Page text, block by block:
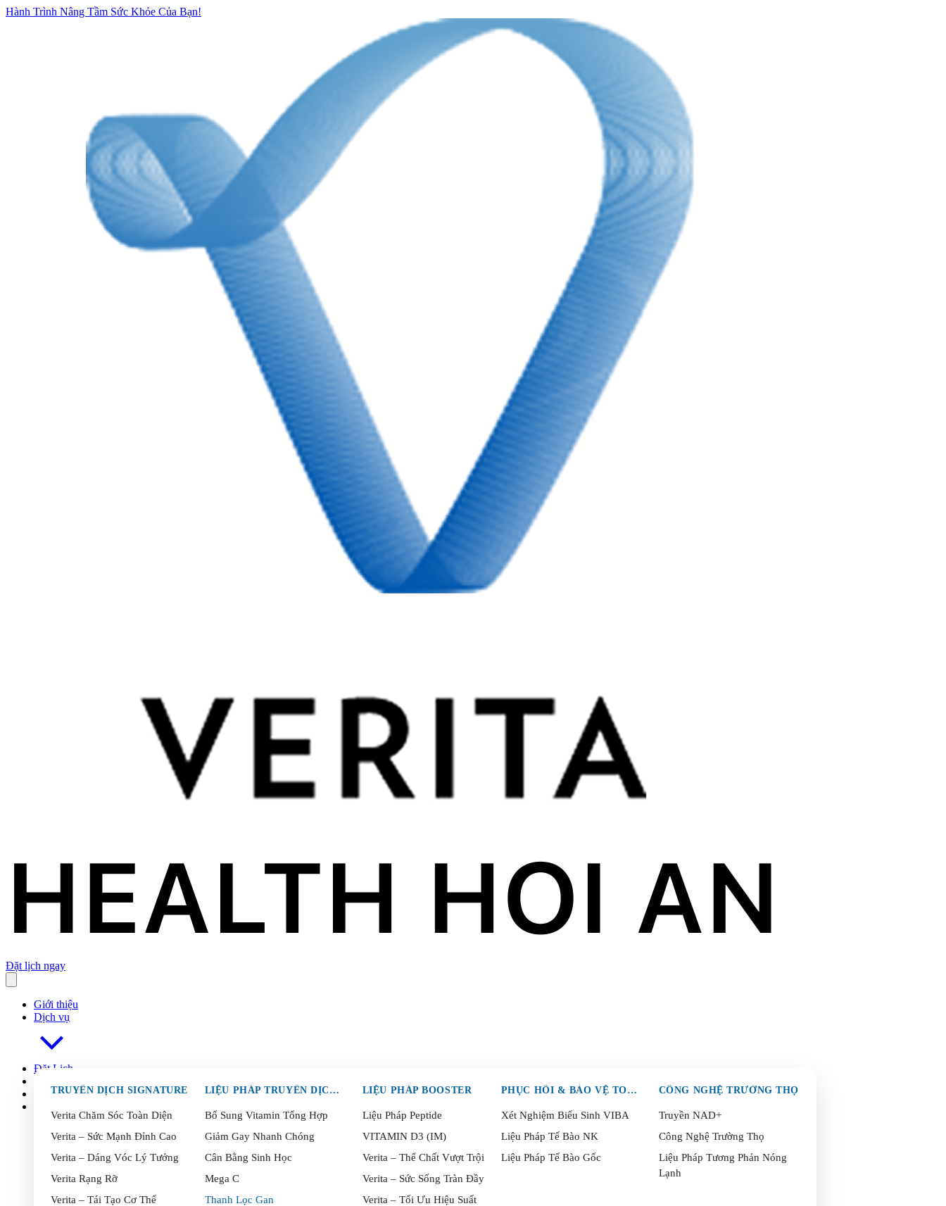
Hành Trình Nâng Tầm Sức Khỏe Của Bạn!
Đặt lịch ngay
Giới thiệu
Dịch vụ
TRUYỀN DỊCH SIGNATURE
Verita Chăm Sóc Toàn Diện
Verita – Sức Mạnh Đỉnh Cao
Verita – Dáng Vóc Lý Tưởng
Verita Rạng Rỡ
Verita – Tái Tạo Cơ Thể
LIỆU PHÁP TRUYỀN DỊCH (IV)
Bổ Sung Vitamin Tổng Hợp
Giảm Gay Nhanh Chóng
Cân Bằng Sinh Học
Mega C
Thanh Lọc Gan
LIỆU PHÁP BOOSTER
Liệu Pháp Peptide
VITAMIN D3 (IM)
Verita – Thể Chất Vượt Trội
Verita – Sức Sống Tràn Đầy
Verita – Tối Ưu Hiệu Suất
PHỤC HỒI & BẢO VỆ TOÀN DIỆN
Xét Nghiệm Biểu Sinh VIBA
Liệu Pháp Tế Bào NK
Liệu Pháp Tế Bào Gốc
CÔNG NGHỆ TRƯỜNG THỌ
Truyền NAD+
Công Nghệ Trường Thọ
Liệu Pháp Tương Phản Nóng
Lạnh
Đặt Lịch
FAQ
Blog